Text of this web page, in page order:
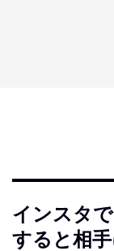
インスタ
すると相